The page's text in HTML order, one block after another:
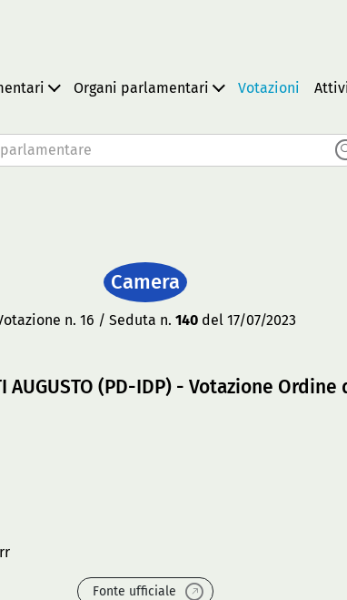
Organi parlamentari Votazioni
Camera
n. 16 / Seduta n. 140del 17/07/2023
(PD-IDP) - Votazione Ordine
Fonte ufficiale